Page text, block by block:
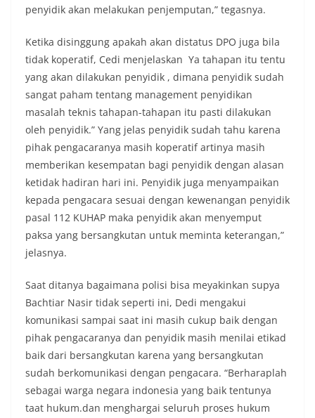
penyidik akan melakukan penjemputan,” tegasnya.
Ketika disinggung apakah akan distatus DPO juga bila
tidak koperatif, Cedi menjelaskan Ya tahapan itu tentu
yang akan dilakukan penyidik , dimana penyidik sudah
sangat paham tentang management penyidikan
masalah teknis tahapan-tahapan itu pasti dilakukan
oleh penyidik.” Yang jelas penyidik sudah tahu karena
pihak pengacaranya masih koperatif artinya masih
memberikan kesempatan bagi penyidik dengan alasan
ketidak hadiran hari ini. Penyidik juga menyampaikan
kepada pengacara sesuai dengan kewenangan penyidik
pasal 112 KUHAP maka penyidik akan menyemput
paksa yang bersangkutan untuk meminta keterangan,”
jelasnya.
Saat ditanya bagaimana polisi bisa meyakinkan supya
Bachtiar Nasir tidak seperti ini, Dedi mengakui
komunikasi sampai saat ini masih cukup baik dengan
pihak pengacaranya dan penyidik masih menilai etikad
baik dari bersangkutan karena yang bersangkutan
sudah berkomunikasi dengan pengacara. “Berharaplah
sebagai warga negara indonesia yang baik tentunya
taat hukum.dan menghargai seluruh proses hukum